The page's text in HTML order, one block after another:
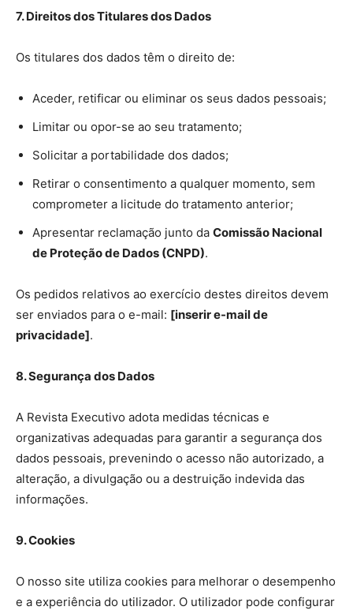
7. Direitos dos Titulares dos Dados
Os titulares dos dados têm o direito de:
Aceder, retificar ou eliminar os seus dados pessoais;
Limitar ou opor-se ao seu tratamento;
Solicitar a portabilidade dos dados;
Retirar o consentimento a qualquer momento, sem
comprometer a licitude do tratamento anterior;
Apresentar reclamação junto da Comissão Nacional
de Proteção de Dados (CNPD).
Os pedidos relativos ao exercício destes direitos devem
ser enviados para o e-mail: [inserir e-mail de
privacidade].
8. Segurança dos Dados
A Revista Executivo adota medidas técnicas e
organizativas adequadas para garantir a segurança dos
dados pessoais, prevenindo o acesso não autorizado, a
alteração, a divulgação ou a destruição indevida das
informações.
9. Cookies
O nosso site utiliza cookies para melhorar o desempenho
e a experiência do utilizador. O utilizador pode configurar